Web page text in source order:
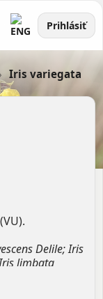
Prihlásiť
Iris variegata
Delile; Iris
limbata
Iris reginae
M.D.Horvat